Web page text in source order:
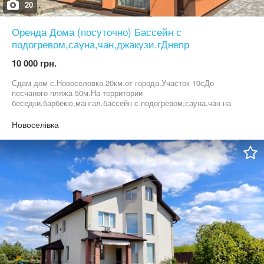
20
Оренда Дома (посуточно) Бассейн с
подогревом,сауна,чан,джакузи.гДнепр
10 000 грн.
Сдам дом с.Новоселовка 20км.от города.Участок 10сДо
песчаного пляжа 50м.На территории
беседки,барбекю,мангал,бассейн с подогревом,сауна,чан на
блэкаут не повлияет на Ваш отдых.т09******21
Новоселівка